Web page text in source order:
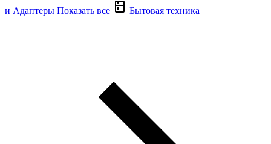
и Адаптеры Показать все Бытовая техника